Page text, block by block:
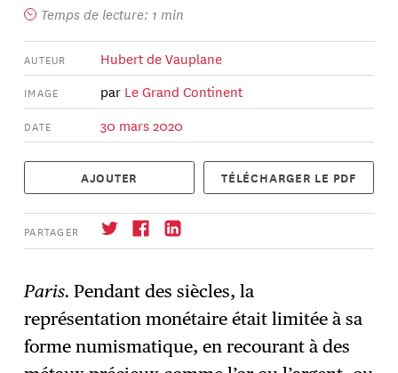
Temps de lecture: 1 min
AUTEUR Hubert de Vauplane
IMAGE par Le Grand Continent
DATE 30 mars 2020
AJOUTER TÉLÉCHARGER LE PDF
PARTAGER
→ S'abonner
Paris.Pendant des siècles, la
représentation monétaire était limitée à sa
forme numismatique, en recourant à des